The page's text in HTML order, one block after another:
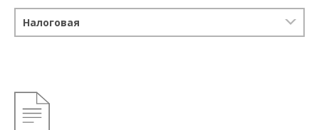
Налоговая